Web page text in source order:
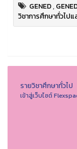
GENED,
วิชาการศึกษาทั่วไป
รายวิชาศึกษาทั่วไป
เข้าสู่เว็บไซต์